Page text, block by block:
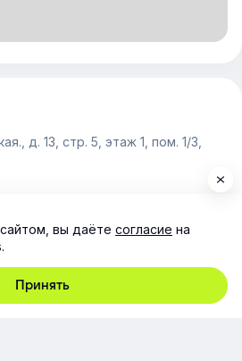
д. 13, стр. 5, этаж 1, пом. 1/3,
и предоставим бесплатный
вы даёте согласие на
Принять